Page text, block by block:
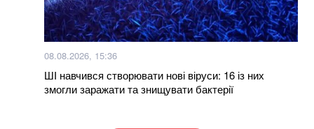
08.08.2026, 15:36
ШІ навчився створювати нові віруси: 16 із них
змогли заражати та знищувати бактерії